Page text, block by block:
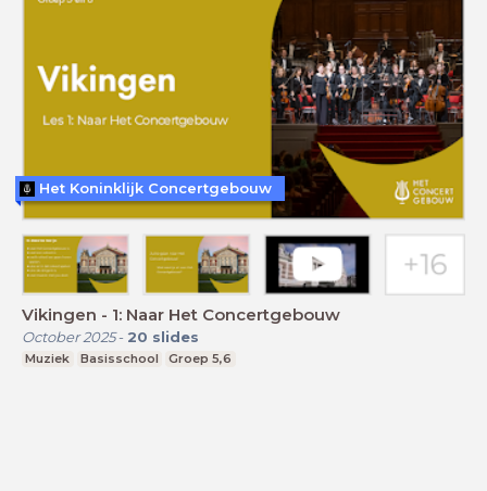
Vikingen - 1: Naar Het Concertgebouw
October 2025- 20 slides
Muziek Basisschool Groep 5,6
Het Koninklijk Concertgebouw